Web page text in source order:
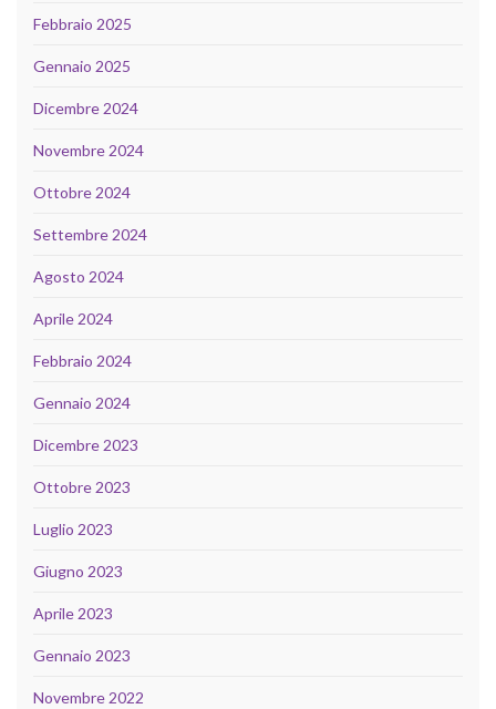
Febbraio 2025
Gennaio 2025
Dicembre 2024
Novembre 2024
Ottobre 2024
Settembre 2024
Agosto 2024
Aprile 2024
Febbraio 2024
Gennaio 2024
Dicembre 2023
Ottobre 2023
Luglio 2023
Giugno 2023
Aprile 2023
Gennaio 2023
Novembre 2022